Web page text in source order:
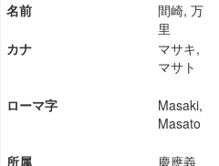
名前
間崎, 万
里
カナ
マサキ,
マサト
ローマ字
Masaki,
Masato
所属
慶應義